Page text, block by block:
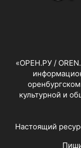
«ОРЕН.РУ /
культурной и
Настоящий